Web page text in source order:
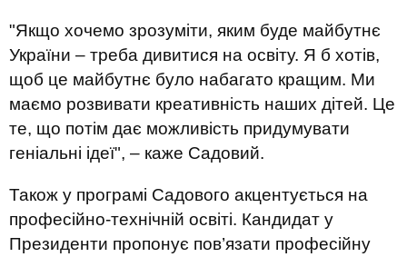
"Якщо хочемо зрозуміти, яким буде майбутнє
України – треба дивитися на освіту. Я б хотів,
щоб це майбутнє було набагато кращим. Ми
маємо розвивати креативність наших дітей. Це
те, що потім дає можливість придумувати
геніальні ідеї", – каже Садовий.
Також у програмі Садового акцентується на
професійно-технічній освіті. Кандидат у
Президенти пропонує пов’язати професійну